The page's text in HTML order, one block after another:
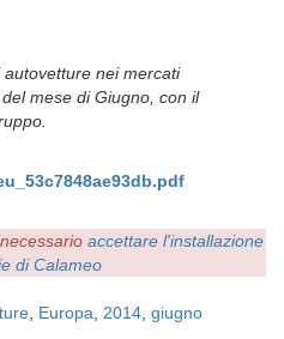
nei mercati
del mese di Giugno, con il
accettare l'installazione
di Calameo
Europa 2014 giugno